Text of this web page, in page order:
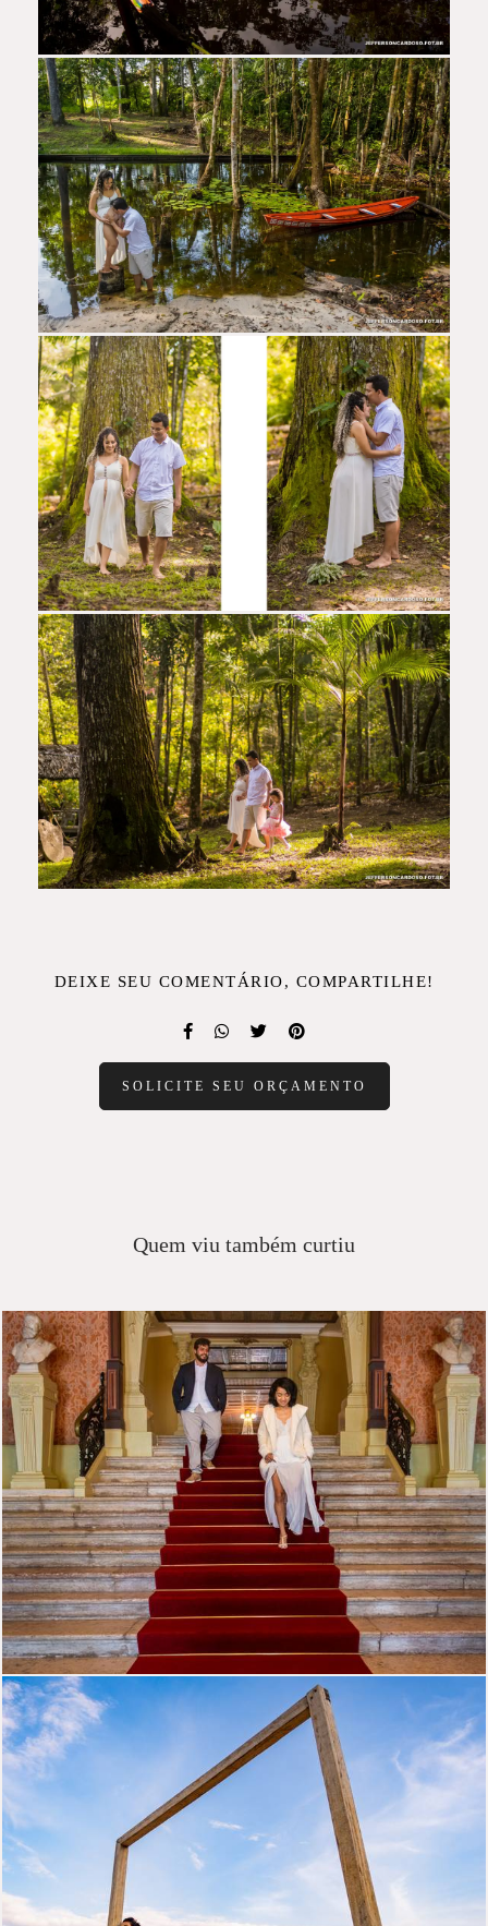
DEIXE SEU COMENTÁRIO, COMPARTILHE!
SOLICITE SEU ORÇAMENTO
Quem viu também curtiu
1112 24
815